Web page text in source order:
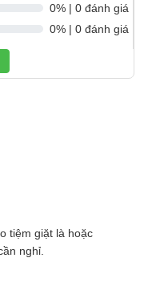
hoặc trên sân phơi,
chóng làm khô các
0% | 0 đánh giá
0% | 0 đánh giá
tiệm giặt là hoặc
nghỉ.